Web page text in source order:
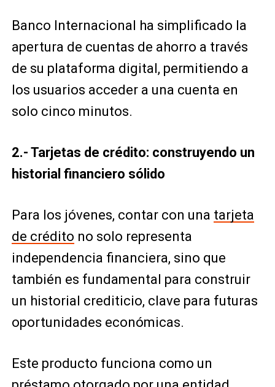
Banco Internacional ha simplificado la
apertura de cuentas de ahorro a través
de su plataforma digital, permitiendo a
los usuarios acceder a una cuenta en
solo cinco minutos.
2.- Tarjetas de crédito: construyendo un
historial financiero sólido
Para los jóvenes, contar con una tarjeta
de crédito no solo representa
independencia financiera, sino que
también es fundamental para construir
un historial crediticio, clave para futuras
oportunidades económicas.
Este producto funciona como un